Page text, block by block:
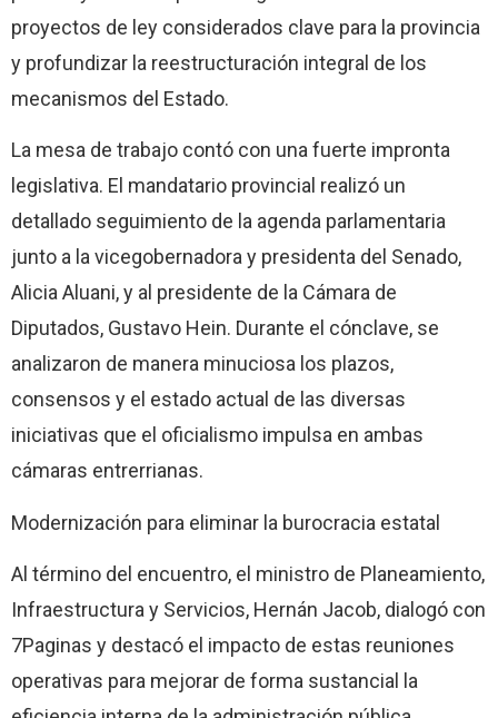
proyectos de ley considerados clave para la provincia
y profundizar la reestructuración integral de los
mecanismos del Estado.
La mesa de trabajo contó con una fuerte impronta
legislativa. El mandatario provincial realizó un
detallado seguimiento de la agenda parlamentaria
junto a la vicegobernadora y presidenta del Senado,
Alicia Aluani, y al presidente de la Cámara de
Diputados, Gustavo Hein. Durante el cónclave, se
analizaron de manera minuciosa los plazos,
consensos y el estado actual de las diversas
iniciativas que el oficialismo impulsa en ambas
cámaras entrerrianas.
Modernización para eliminar la burocracia estatal
Al término del encuentro, el ministro de Planeamiento,
Infraestructura y Servicios, Hernán Jacob, dialogó con
7Paginas y destacó el impacto de estas reuniones
operativas para mejorar de forma sustancial la